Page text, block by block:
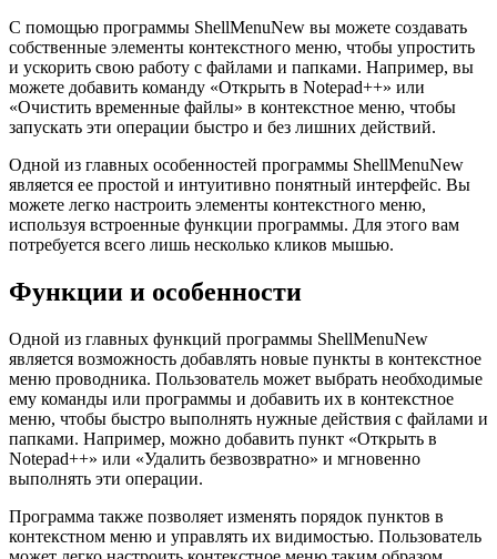
С помощью программы ShellMenuNew вы можете создавать
собственные элементы контекстного меню, чтобы упростить
и ускорить свою работу с файлами и папками. Например, вы
можете добавить команду «Открыть в Notepad++» или
«Очистить временные файлы» в контекстное меню, чтобы
запускать эти операции быстро и без лишних действий.
Одной из главных особенностей программы ShellMenuNew
является ее простой и интуитивно понятный интерфейс. Вы
можете легко настроить элементы контекстного меню,
используя встроенные функции программы. Для этого вам
потребуется всего лишь несколько кликов мышью.
Функции и особенности
Одной из главных функций программы ShellMenuNew
является возможность добавлять новые пункты в контекстное
меню проводника. Пользователь может выбрать необходимые
ему команды или программы и добавить их в контекстное
меню, чтобы быстро выполнять нужные действия с файлами и
папками. Например, можно добавить пункт «Открыть в
Notepad++» или «Удалить безвозвратно» и мгновенно
выполнять эти операции.
Программа также позволяет изменять порядок пунктов в
контекстном меню и управлять их видимостью. Пользователь